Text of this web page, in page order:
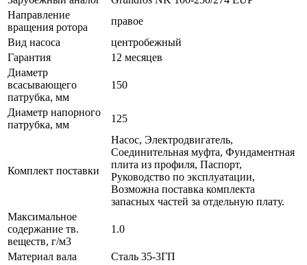
Направление
вращения ротора
правое
Вид насоса
центробежный
Гарантия
12 месяцев
Диаметр
всасывающего
патрубка, мм
150
Диаметр напорного
патрубка, мм
125
Комплект поставки
Насос, Электродвигатель,
Соединительная муфта, Фундаментная
плита из профиля, Паспорт,
Руководство по эксплуатации,
Возможна поставка комплекта
запасных частей за отдельную плату.
Максимальное
содержание тв.
веществ, г/м3
1.0
Материал вала
Сталь 35-3ГП